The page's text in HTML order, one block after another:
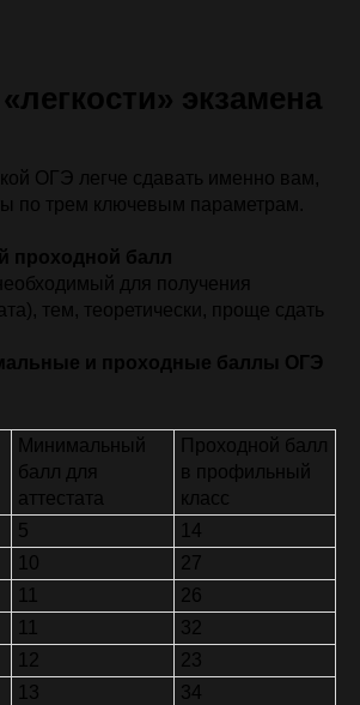
экзамена
ОГЭ легче сдавать именно вам,
по трем ключевым параметрам.
проходной балл
для получения
тем, теоретически, проще сдать
и проходные баллы ОГЭ
Минимальный
балл для
аттестата
Проходной балл
в профильный
класс
5
14
10
27
11
26
11
32
12
23
13 34